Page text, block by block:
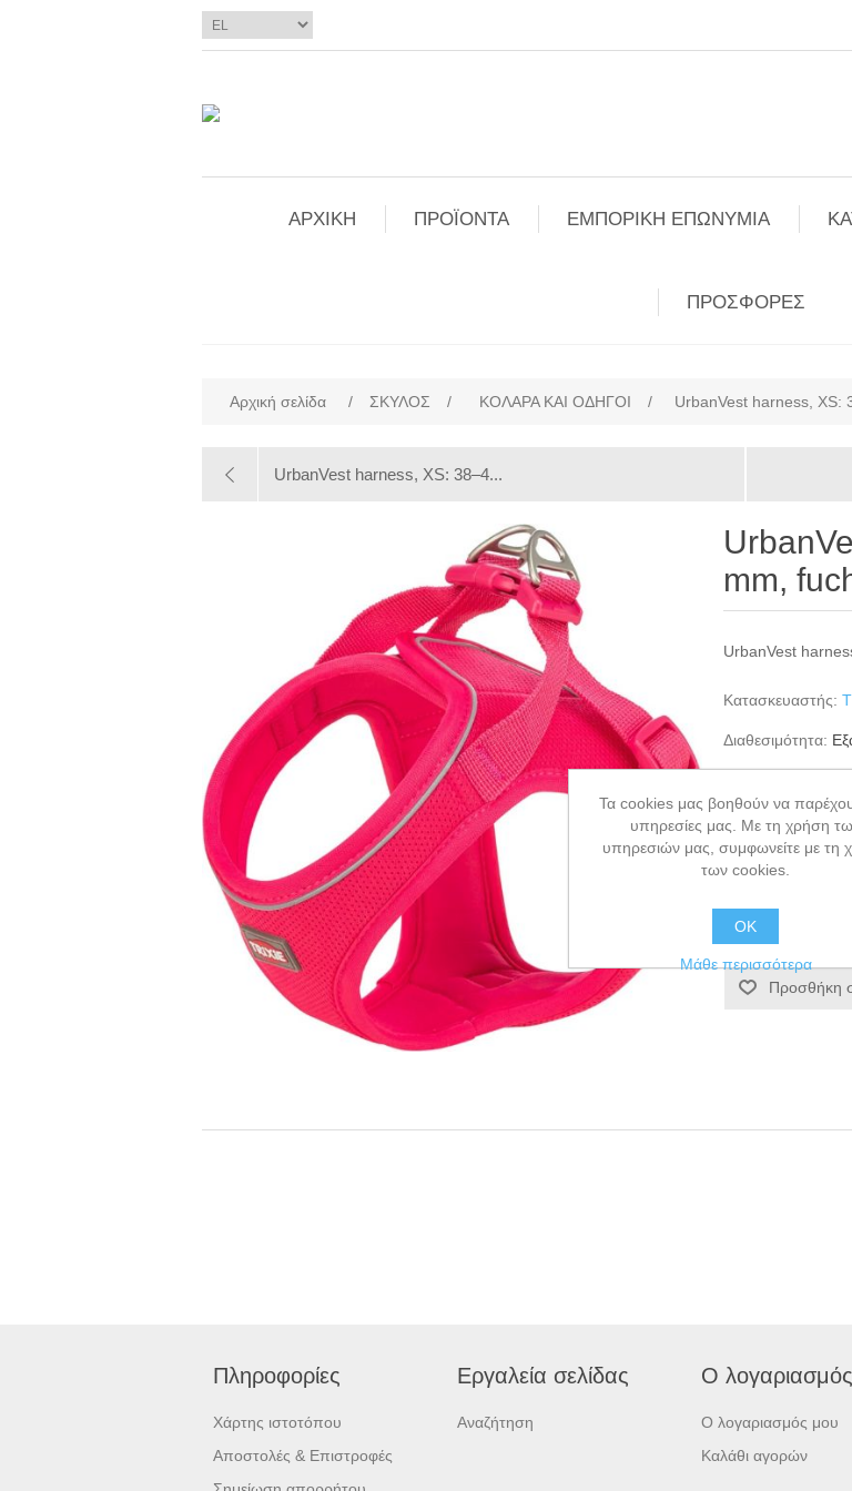
ΑΡΧΙΚΗ ΠΡΟΪΟΝΤΑ ΕΜΠΟΡΙΚΗ ΕΠΩΝΥΜΙΑ
ΠΡΟΣΦΟΡΕΣ
Αρχική σελίδα / ΣΚΥΛΟΣ / ΚΟΛΑΡΑ ΚΑΙ ΟΔΗΓΟΙ / UrbanVest harness, XS:
UrbanVest harness, XS: 38–4...
mm,
UrbanVest
Κατασκευαστής:
Διαθεσιμότητα:
GTIN:
€17,99
Προσθήκη
Πληροφορίες
Χάρτης ιστοτόπου
Αποστολές & Επιστροφές
Εργαλεία σελίδας
Αναζήτηση
Ο
Ο λογαριασμός μου
Καλάθι αγορών
Τα cookies μας βοηθούν να
υπηρεσίες μας. Με τη χρήση
υπηρεσιών μας, συμφωνείτε με τη
των cookies.
ΟΚ
Μάθε περισσότερα